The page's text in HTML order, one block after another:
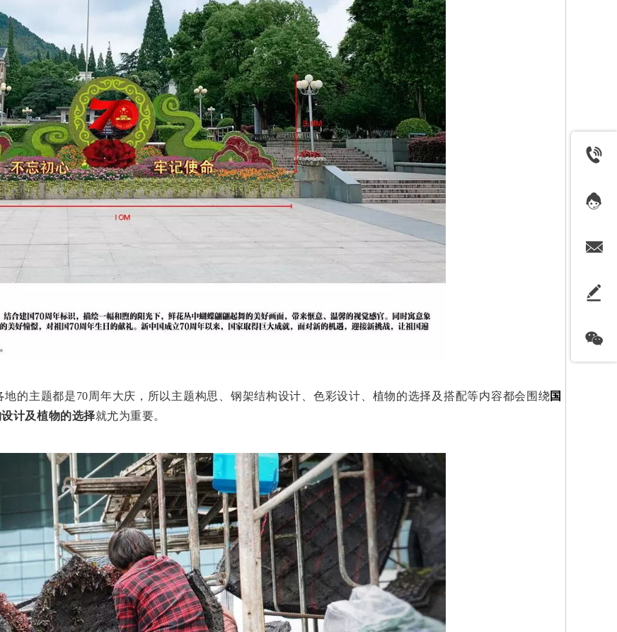
的主题都是70周年大庆，所以主题构思、钢架结构设计、色彩设计、植物的选择及搭配等内容都会围绕国
计及植物的选择就尤为重要。